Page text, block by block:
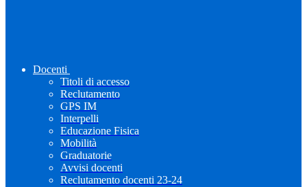
Docenti
Titoli di accesso
Reclutamento
GPS IM
Interpelli
Educazione Fisica
Mobilità
Graduatorie
Avvisi docenti
Reclutamento docenti 23-24